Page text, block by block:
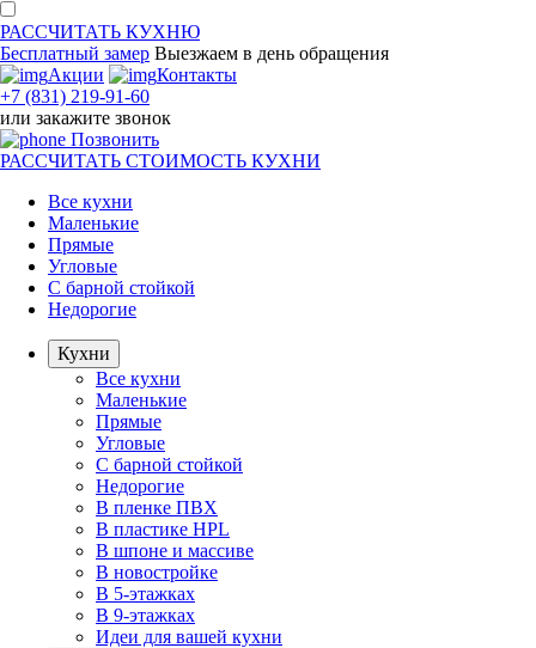
РАССЧИТАТЬ КУХНЮ
Бесплатный замер Выезжаем в день обращения
Акции
Контакты
+7 (831) 219-91-60
или закажите звонок
Позвонить
РАССЧИТАТЬ СТОИМОСТЬ КУХНИ
Все кухни
Маленькие
Прямые
Угловые
С барной стойкой
Недорогие
Кухни
Все кухни
Маленькие
Прямые
Угловые
С барной стойкой
Недорогие
В пленке ПВХ
В пластике HPL
В шпоне и массиве
В новостройке
В 5-этажках
В 9-этажках
Идеи для вашей кухни